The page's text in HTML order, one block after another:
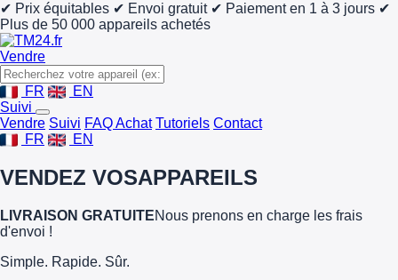
✔ Prix équitables ✔ Envoi gratuit ✔ Paiement en 1 à 3 jours ✔
Plus de 50 000 appareils achetés
Vendre
FR
EN
Suivi
Vendre Suivi FAQ Achat Tutoriels Contact
FR
EN
VENDEZ VOSAPPAREILS
LIVRAISON GRATUITENous prenons en charge les frais
d'envoi !
Simple. Rapide. Sûr.